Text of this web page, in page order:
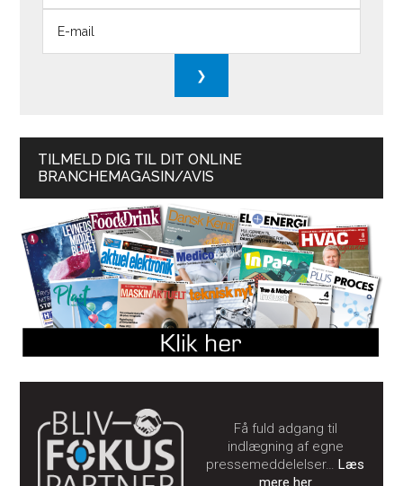
TILMELD DIG TIL DIT ONLINE
BRANCHEMAGASIN/AVIS
Få fuld adgang til
indlægning af egne
pressemeddelelser…Læs
mere her